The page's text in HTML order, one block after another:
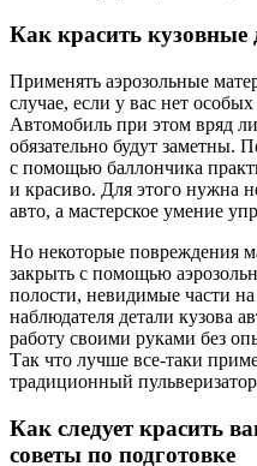
Как красить кузовные
Применять аэрозольные
случае, если у вас нет особых
Автомобиль при этом вряд
обязательно будут заметны.
с помощью баллончика
и красиво. Для этого нужна
авто, а мастерское умение
Но некоторые повреждения
закрыть с помощью
полости, невидимые части
наблюдателя детали кузова
работу своими руками без
Так что лучше все-таки
традиционный
Как следует красить
советы по подготовке